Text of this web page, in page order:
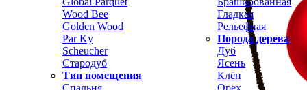
Wood Bee
Golden Wood
Par Ky
Scheucher
Стародуб
Тип помещения
Спальня
Гладкая
Рельефная
Порода дерева
Дуб
Ясень
Клён
Орех